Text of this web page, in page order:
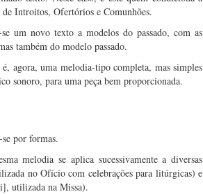
de Introitos, Ofertórios e Comunhões.
um novo texto a modelos do passado, com as
também do modelo passado.
agora, uma melodia-tipo completa, mas simples
sonoro, para uma peça bem proporcionada.
por formas.
melodia se aplica sucessivamente a diversas
no Ofício com celebrações para litúrgicas) e
utilizada na Missa).